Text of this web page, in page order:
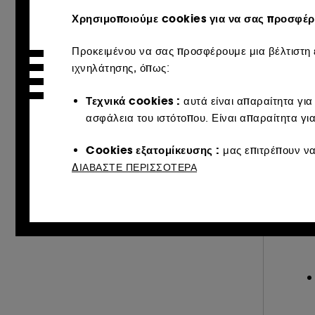
DISCOUNT
30% (1)
DISCOUNT RANGE
EXCLUSIVE (7)
EXCLU WEB (2)
Χρησιμοποιούμε cookies για να σας
Προκειμένου να σας προσφέρουμε μια
ιχνηλάτησης, όπως:
Τεχνικά cookies : αυτά είναι απαραίτητα
ασφάλεια του ιστότοπου. Είναι απαραίτητα
Cookies εξατομίκευσης : μας επιτρέπουν
περιεχόμενο που ταιριάζουν καλύτερα στις
αλληλεπίδρασης.
συνήθειες περιήγησής τους, προκειμένου να
ΔΙΑΒΑΣΤΕ ΠΕΡΙΣΣΟΤΕΡΑ